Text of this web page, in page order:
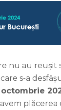
nu au reușit
care s-a
octombrie
avem plăcerea